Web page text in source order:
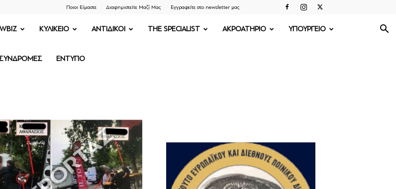
Ποιοι Είμαστε Διαφημιστείτε Μαζί Μας Εγγραφείτε στο newsletter μας
ΚΥΛΙΚΕΙΟ ΑΝΤΙΔΙΚΟΙ THE SPECIALIST ΑΚΡΟΑΤΗΡΙΟ ΥΠΟΥΡΓΕΙΟ
ΣΥΝΔΡΟΜΕΣ ΕΝΤΥΠΟ